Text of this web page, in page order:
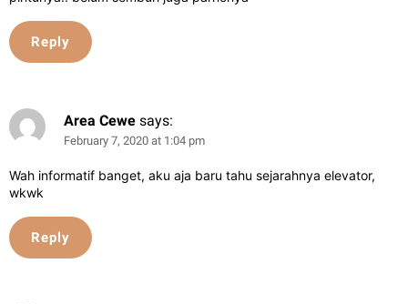
Reply
Area Cewe says:
February 7, 2020 at 1:04 pm
Wah informatif banget, aku aja baru tahu sejarahnya elevator,
wkwk
Reply